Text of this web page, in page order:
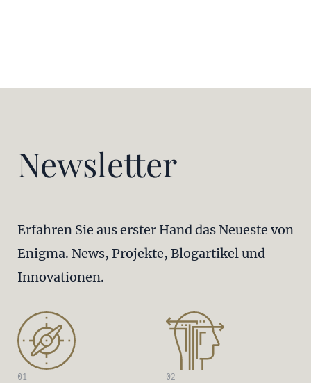
Newsletter
Erfahren Sie aus erster Hand das Neueste von
Enigma. News, Projekte, Blogartikel und
Innovationen.
01 02